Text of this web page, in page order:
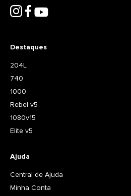
Destaques
204L
740
1000
Rebel v5
1080v15
Elite v5
Ajuda
Central de Ajuda
Minha Conta